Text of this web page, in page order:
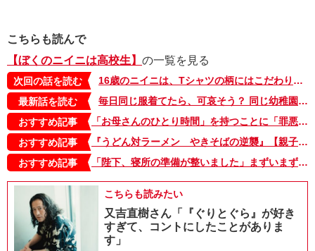
こちらも読んで
【ぼくのニイニは高校生】 の一覧を見る
次回の話を読む
16歳のニイニは、Tシャツの柄にはこだわりあり！のお年頃。なのに、髪にはまさかの⁉【10歳差兄弟！ぼくのニイニは高校生・2】
最新話を読む
毎日同じ服着てたら、可哀そう？ 同じ幼稚園のママに言われた言葉、今思うことは…【10歳差兄弟！ぼくのニイニは高校生】
おすすめ記事
「お母さんのひとり時間」を持つことに「罪悪感」は不要。家族を頼れないときは、お母さん同士で助け合いたい【タベコト in Berlin・130】
おすすめ記事
『うどん対ラーメン やきそばの逆襲』【親子の読み聞かせに。今日の絵本だより 第375回】
おすすめ記事
「陛下、寝所の準備が整いました」まずいまずいっ!! 逃げられない――!!!【母は転生しても母でした・8】
こちらも読みたい
又吉直樹さん「『ぐりとぐら』が好き
すぎて、コントにしたことがありま
す」